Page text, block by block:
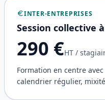
INTER-ENTREPRISES
Session collective à
290 €HT /
Formation en centre
calendrier régulier,